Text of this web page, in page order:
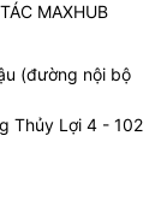
MAXHUB
(đường nội bộ
Thủy Lợi 4 - 102